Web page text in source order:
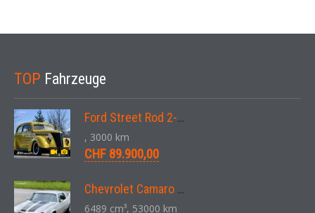
TOP Fahrzeuge
Ford Street Rod 2-Door V8 Aut. 1937
, 3000 km
CHF 89.900,00
Chevrolet Camaro SS 396 LS3 Coupe Aut. 1971
6489 cm³, 53000 km